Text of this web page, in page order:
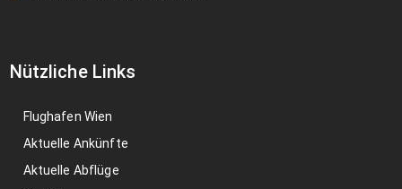
Nützliche Links
Flughafen Wien
Aktuelle Ankünfte
Aktuelle Abflüge